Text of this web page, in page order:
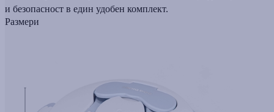
и безопасност в един удобен комплект.
Размери